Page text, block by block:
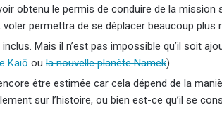
obtenu le permis de conduire de la mission
voler permettra de se déplacer beaucoup plus
inclus. Mais il n’est pas impossible qu’il soit
Kaiō ou la nouvelle planète Namek).
être estimée car cela dépend de la
sur l’histoire, ou bien est-ce qu’il se